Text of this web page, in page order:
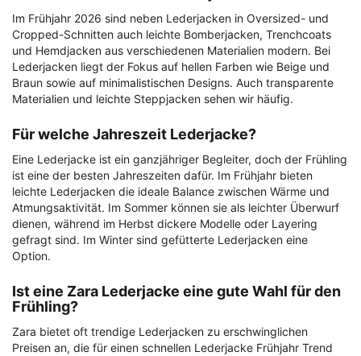
Im Frühjahr 2026 sind neben Lederjacken in Oversized- und
Cropped-Schnitten auch leichte Bomberjacken, Trenchcoats
und Hemdjacken aus verschiedenen Materialien modern. Bei
Lederjacken liegt der Fokus auf hellen Farben wie Beige und
Braun sowie auf minimalistischen Designs. Auch transparente
Materialien und leichte Steppjacken sehen wir häufig.
Für welche Jahreszeit Lederjacke?
Eine Lederjacke ist ein ganzjähriger Begleiter, doch der Frühling
ist eine der besten Jahreszeiten dafür. Im Frühjahr bieten
leichte Lederjacken die ideale Balance zwischen Wärme und
Atmungsaktivität. Im Sommer können sie als leichter Überwurf
dienen, während im Herbst dickere Modelle oder Layering
gefragt sind. Im Winter sind gefütterte Lederjacken eine
Option.
Ist eine Zara Lederjacke eine gute Wahl für den
Frühling?
Zara bietet oft trendige Lederjacken zu erschwinglichen
Preisen an, die für einen schnellen Lederjacke Frühjahr Trend